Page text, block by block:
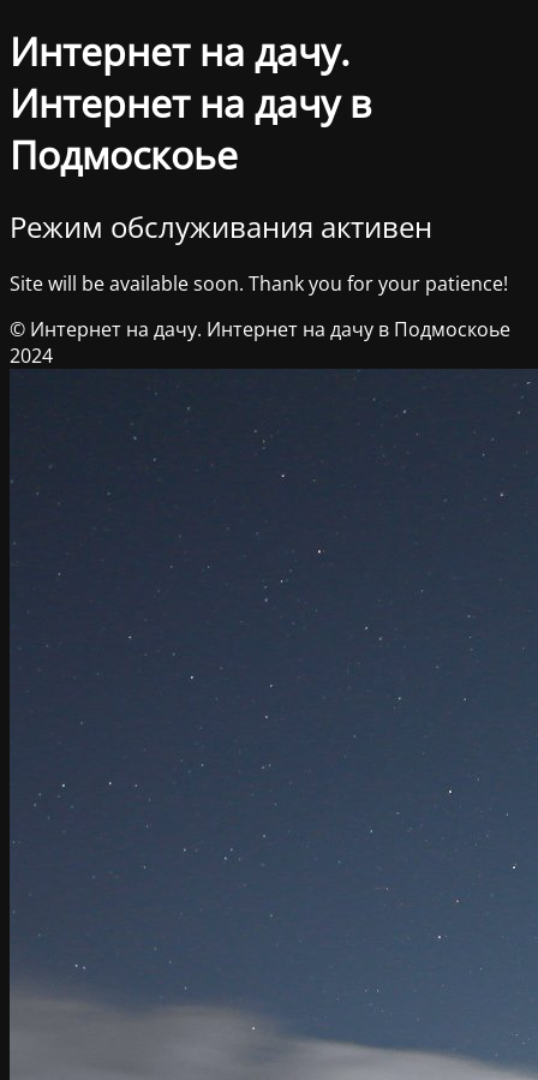
Интернет на дачу.
Интернет на дачу в
Подмоскоье
Режим обслуживания активен
Site will be available soon. Thank you for your patience!
© Интернет на дачу. Интернет на дачу в Подмоскоье
2024